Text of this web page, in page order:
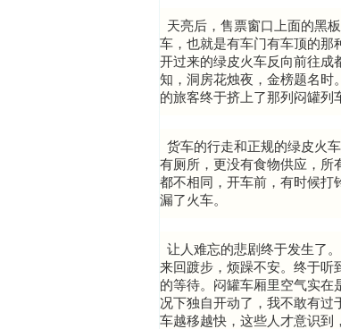
天亮后，售票窗口上面的黑
车，也就是有车门有车顶的那
开过来的绿皮火车反向前往成
知，洞房花烛夜，金榜题名时
的旅客终于挤上了那列闷罐列
货车的行走和正规的绿皮火
有厕所，更没有食物供应，所
都不相同，开车前，有时候打
漏了火车。
让人难忘的悲剧终于发生了
来回踱步，烦躁不安。终于听
的等待。闷罐车厢里空气实在
况下独自开动了，我不敢有过
车越移越快，这些人才意识到